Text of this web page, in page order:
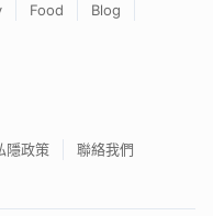
Food
Blog
隱政策 聯絡我們